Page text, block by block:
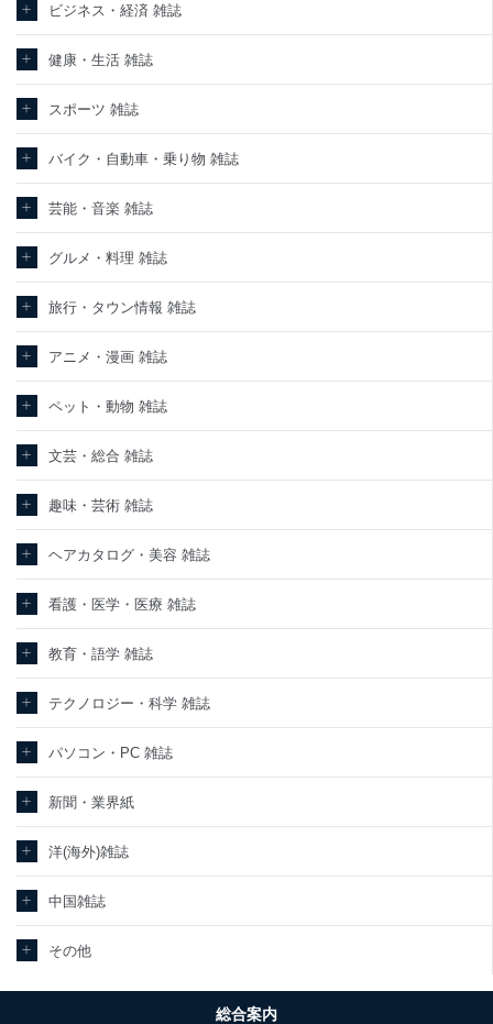
ビジネス・経済 雑誌
健康・生活 雑誌
スポーツ 雑誌
バイク・自動車・乗り物 雑誌
芸能・音楽 雑誌
グルメ・料理 雑誌
旅行・タウン情報 雑誌
アニメ・漫画 雑誌
ペット・動物 雑誌
文芸・総合 雑誌
趣味・芸術 雑誌
ヘアカタログ・美容 雑誌
看護・医学・医療 雑誌
教育・語学 雑誌
テクノロジー・科学 雑誌
パソコン・PC 雑誌
新聞・業界紙
洋(海外)雑誌
中国雑誌
その他
総合案内